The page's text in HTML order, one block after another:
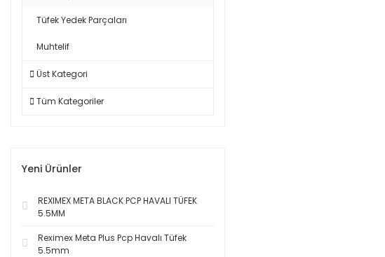
Tüfek Yedek Parçaları
Muhtelif
Üst Kategori
Tüm Kategoriler
Yeni Ürünler
REXIMEX META BLACK PCP HAVALI TÜFEK
5.5MM
Reximex Meta Plus Pcp Havalı Tüfek
5.5mm